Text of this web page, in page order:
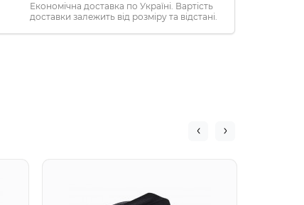
Економічна доставка по Україні. Вартість
доставки залежить від розміру та відстані.